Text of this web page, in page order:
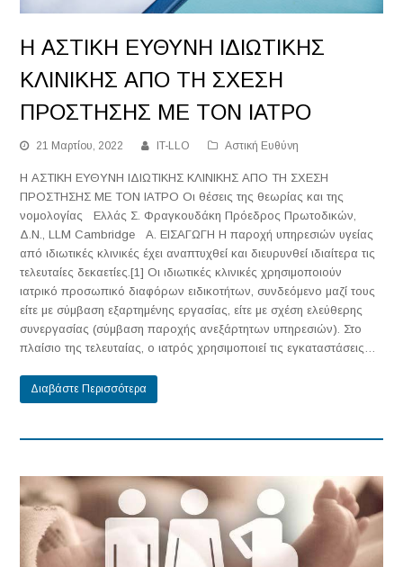
Η ΑΣΤΙΚΗ ΕΥΘΥΝΗ ΙΔΙΩΤΙΚΗΣ
ΚΛΙΝΙΚΗΣ ΑΠΟ ΤΗ ΣΧΕΣΗ
ΠΡΟΣΤΗΣΗΣ ΜΕ ΤΟΝ ΙΑΤΡΟ
21 Μαρτίου, 2022 IT-LLO Αστική Ευθύνη
Η ΑΣΤΙΚΗ ΕΥΘΥΝΗ ΙΔΙΩΤΙΚΗΣ ΚΛΙΝΙΚΗΣ ΑΠΟ ΤΗ ΣΧΕΣΗ
ΠΡΟΣΤΗΣΗΣ ΜΕ ΤΟΝ ΙΑΤΡΟ Οι θέσεις της θεωρίας και της
νομολογίας Ελλάς Σ. Φραγκουδάκη Πρόεδρος Πρωτοδικών,
Δ.Ν., LLM Cambridge Α. ΕΙΣΑΓΩΓΗ Η παροχή υπηρεσιών υγείας
από ιδιωτικές κλινικές έχει αναπτυχθεί και διευρυνθεί ιδιαίτερα τις
τελευταίες δεκαετίες.[1] Οι ιδιωτικές κλινικές χρησιμοποιούν
ιατρικό προσωπικό διαφόρων ειδικοτήτων, συνδεόμενο μαζί τους
είτε με σύμβαση εξαρτημένης εργασίας, είτε με σχέση ελεύθερης
συνεργασίας (σύμβαση παροχής ανεξάρτητων υπηρεσιών). Στο
πλαίσιο της τελευταίας, ο ιατρός χρησιμοποιεί τις εγκαταστάσεις…
Διαβάστε Περισσότερα